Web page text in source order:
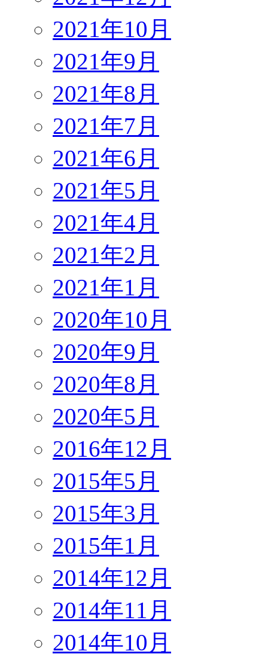
2021年10月
2021年9月
2021年8月
2021年7月
2021年6月
2021年5月
2021年4月
2021年2月
2021年1月
2020年10月
2020年9月
2020年8月
2020年5月
2016年12月
2015年5月
2015年3月
2015年1月
2014年12月
2014年11月
2014年10月